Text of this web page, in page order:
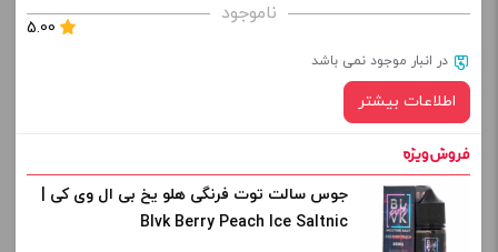
ناموجود
5.00
در انبار موجود نمی باشد
اطلاعات بیشتر
جوس سالت توت فرنگی هلو یخ بی ال وی کی |
Blvk Berry Peach Ice Saltnic